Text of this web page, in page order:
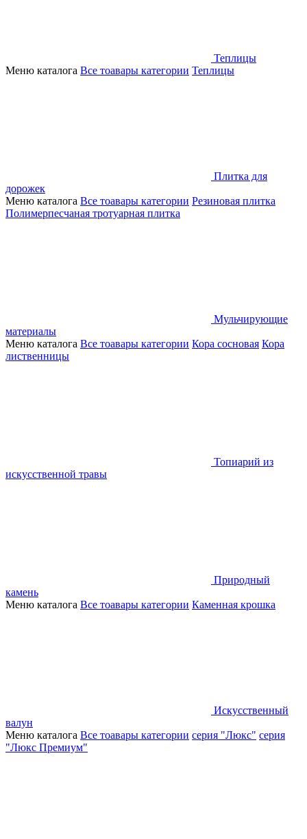
Теплицы
Меню каталога Все тоавары категории Теплицы
Плитка для
дорожек
Меню каталога Все тоавары категории Резиновая плитка
Полимерпесчаная тротуарная плитка
Мульчирующие
материалы
Меню каталога Все тоавары категории Кора сосновая Кора
лиственницы
Топиарий из
искусственной травы
Природный
камень
Меню каталога Все тоавары категории Каменная крошка
Искусственный
валун
Меню каталога Все тоавары категории серия "Люкс" серия
"Люкс Премиум"